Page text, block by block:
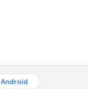
Android